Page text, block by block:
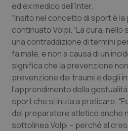
Quotidiano Oncologia
Quotidiano Pediatria
Rene & patologie
Salute orale & impianti
Sangue & coagulazione
ed ex medico dell’Inter.
“Insito nel concetto di sport è la
continuato Volpi. “La cura,
una contraddizione di termini
fa male, e non a causa di un
significa che la prevenzione
prevenzione dei traumi e degli
l’apprendimento della
sport che si inizia a praticare.
del preparatore atletico anche
sottolinea Volpi – perché al